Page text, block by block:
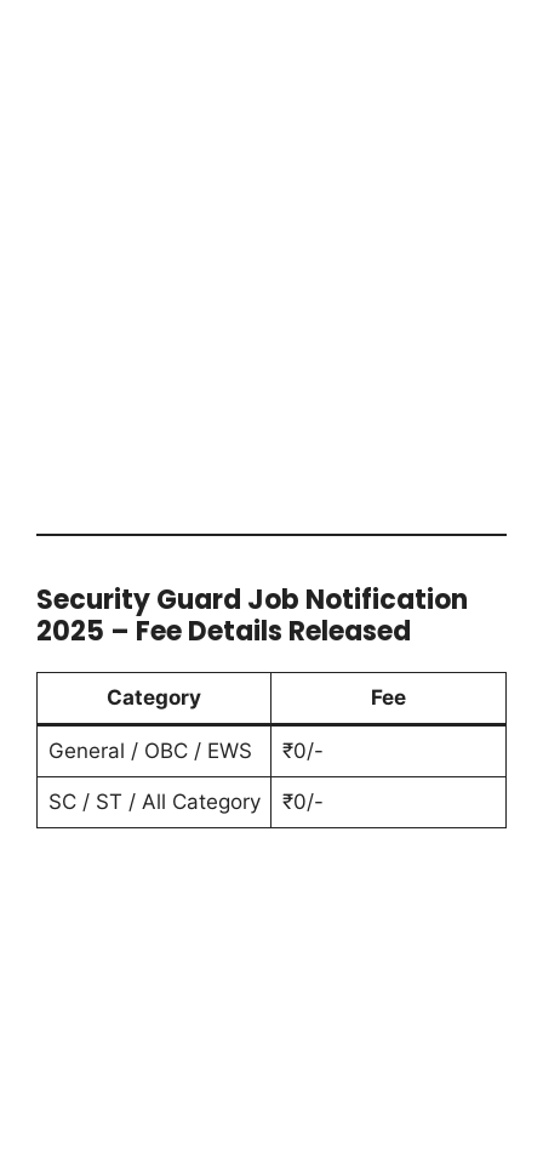
Security Guard Job Notification
2025 – Fee Details Released
Category Fee
General / OBC / EWS ₹0/-
SC / ST / All Category ₹0/-